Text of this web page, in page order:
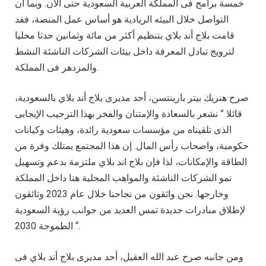
خمسة برامج فى المملكة العربية السعودية حتى الآن. وبما أن
التواصل خلال البيئه الريادية هو أساس عمل المنصة، فقد
قامت بلاج أند بلاي بتنظيم أكثر من مائة وثمانين حدثا محليا
لترويج تبادل المعرفة داخل بيئات الشركات الناشئة النشط
والمزدهر فى المملكة.
صرح هنريك بيتر بارينتسن، أحد مديرى بلاج أند بلاي بالسعودية،
قائلا ” نشعر بالسعادة والإمتنان والفخر بهذا الترحيب الإيجابى
الذى تلقيناه من مؤسسات سعودية رائدة، وهيئات وكيانات
حكومية، واصحاب رأس المال. إن هذا المجتمع يمتلك وفرة من
الطاقة والإمكانات، لذا فإن بلاج اند بلاي ملتزمة بدعم وتسهيل
نمو الشركات الناشئة والمواهب المحلية هنا داخل المملكة
وخارجها. نحن واثقون من نجاحنا خلال عام 2023 وتائقون
لإطلاق مبادرات جديدة تمس العديد من جوانب رؤية السعودية
الطموحة 2030 “.
ومن جانبه صرح عبد الله العقيل، أحد مديرى بلاج أند بلاي فى